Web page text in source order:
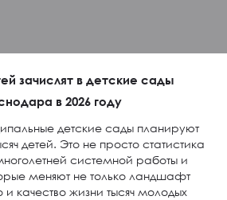
зачислят в детские сады
в 2026 году
детские сады планируют
детей. Это не просто статистика
системной работы и
меняют не только ландшафт
и качество жизни тысяч молодых